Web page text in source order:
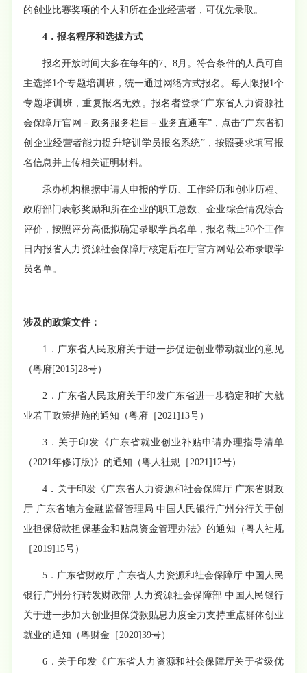
的创业比赛奖项的个人和所在企业经营者，可优先录取。
4．报名程序和选拔方式
报名开放时间大多在每年的7、8月。符合条件的人员可自
主选择1个专题培训班，统一通过网络方式报名。每人限报1个
专题培训班，重复报名无效。报名者登录“广东省人力资源社
会保障厅官网﹣政务服务栏目﹣业务直通车”，点击“广东省初
创企业经营者能力提升培训学员报名系统”，按照要求填写报
名信息并上传相关证明材料。
承办机构根据申请人申报的学历、工作经历和创业历程、
政府部门表彰奖励和所在企业的职工总数、企业综合情况综合
评价，按照评分高低拟确定录取学员名单，报名截止 20个工作
日内报省人力资源社会保障厅核定 后在厅官方网站公布录取学
员名单。
涉及的政策文件：
1． 广东省人民政府关于进一步促进创业带动就业的意见
（粤府[2015]28号）
2．广东省人民政府关于印发广东省进一步稳定和扩大就
业若干政策措施的通知（粤府［2021]13号）
3．关于印发《广东省就业创业补贴申请办理指导清单
（2021年修订版)》的通知（粤人社规［2021]12号）
4．关于印发《广东省人力资源和社会保障厅 广东省财政
厅 广东省地方金融监督管理局 中国人民银行广州分行关于创
业担保贷款担保基金和贴息资金管理办法》的通知（粤人社规
［ 2019]15号）
5．广东省财政厅 广东省人力资源和社会保障厅 中国人民
银行广州分行转发财政部 人力资源社会保障部 中国人民银行
关于进一步加大创业担保贷款贴息力度全力支持重点群体创业
就业的通知（粤财金［ 2020]39号）
6．关于印发《广东省人力资源和社会保障厅关于省级优